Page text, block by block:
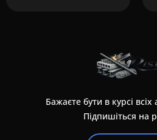
Бажаєте бути в курсі
Підпишіться на